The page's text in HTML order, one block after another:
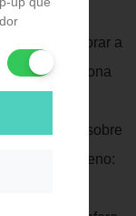
solar
UVB e melhorar a
proporciona
UVB; -
barreira sobre
- Colágeno:
pele, que